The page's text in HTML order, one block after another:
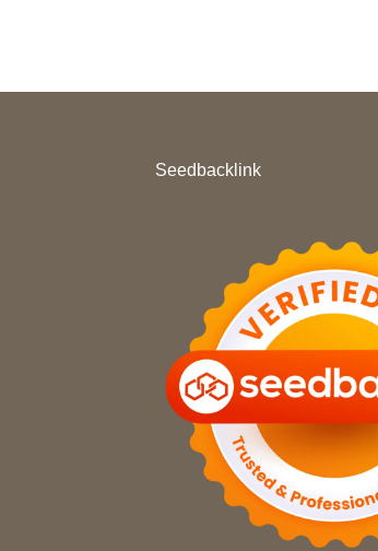
Seedbacklink